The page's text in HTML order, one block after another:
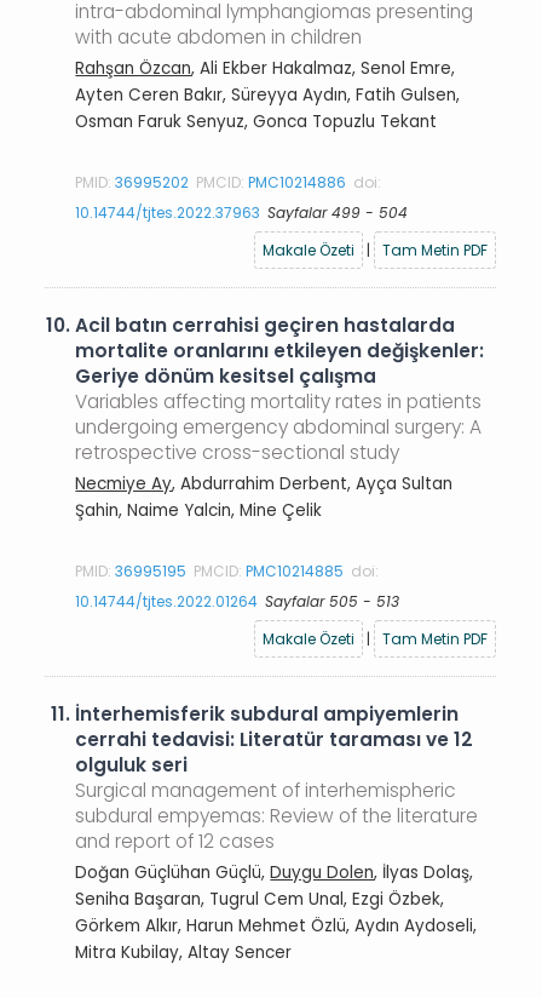
intra-abdominal lymphangiomas presenting
with acute abdomen in children
Rahşan Özcan, Ali Ekber Hakalmaz, Senol Emre,
Ayten Ceren Bakır, Süreyya Aydın, Fatih Gulsen,
Osman Faruk Senyuz, Gonca Topuzlu Tekant
PMID:36995202 PMCID:PMC10214886 doi:
10.14744/tjtes.2022.37963 Sayfalar 499 - 504
Makale Özeti
| Tam Metin PDF
10.Acil batın cerrahisi geçiren hastalarda
mortalite oranlarını etkileyen değişkenler:
Geriye dönüm kesitsel çalışma
Variables affecting mortality rates in patients
undergoing emergency abdominal surgery: A
retrospective cross-sectional study
Necmiye Ay, Abdurrahim Derbent, Ayça Sultan
Şahin, Naime Yalcin, Mine Çelik
PMID:36995195 PMCID:PMC10214885 doi:
10.14744/tjtes.2022.01264 Sayfalar 505 - 513
Makale Özeti
| Tam Metin PDF
11. İnterhemisferik subdural ampiyemlerin
cerrahi tedavisi: Literatür taraması ve 12
olguluk seri
Surgical management of interhemispheric
subdural empyemas: Review of the literature
and report of 12 cases
Doğan Güçlühan Güçlü,Duygu Dolen, İlyas Dolaş,
Seniha Başaran, Tugrul Cem Unal, Ezgi Özbek,
Görkem Alkır, Harun Mehmet Özlü, Aydın Aydoseli,
Mitra Kubilay, Altay Sencer